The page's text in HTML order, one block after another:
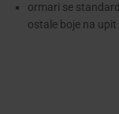
ormari se
ostale boje na upit